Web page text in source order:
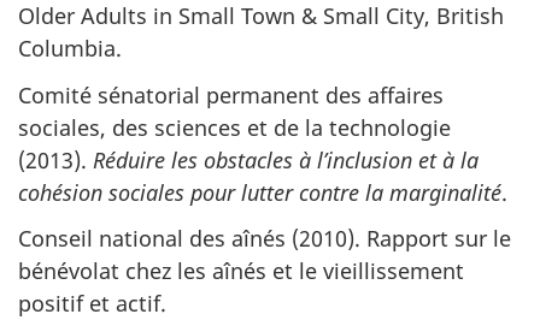
Older Adults in Small Town & Small City, British
Columbia.
Comité sénatorial permanent des affaires
sociales, des sciences et de la technologie
(2013). Réduire les obstacles à l’inclusion et à la
cohésion sociales pour lutter contre la marginalité.
Conseil national des aînés (2010). Rapport sur le
bénévolat chez les aînés et le vieillissement
positif et actif.